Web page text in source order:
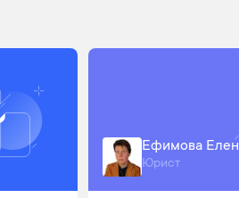
Ефимова
Юрист